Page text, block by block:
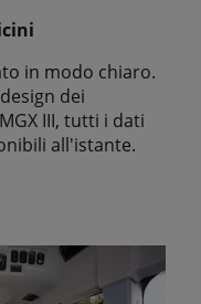
in modo chiaro.
dei
III, tutti i dati
all'istante.